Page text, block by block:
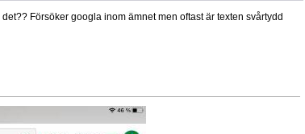
Försöker googla inom ämnet men oftast är texten svårtydd